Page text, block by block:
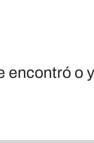
encontró o